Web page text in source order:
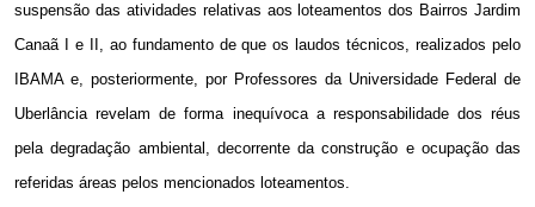
suspensão das atividades relativas aos loteamentos dos Bairros Jardim
Canaã I e II, ao fundamento de que os laudos técnicos, realizados pelo
IBAMA e, posteriormente, por Professores da Universidade Federal de
Uberlância revelam de forma inequívoca a responsabilidade dos réus
pela degradação ambiental, decorrente da construção e ocupação das
referidas áreas pelos mencionados loteamentos.